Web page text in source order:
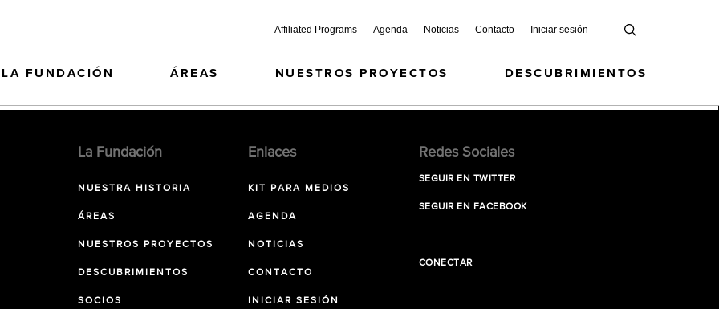
Affiliated Programs Agenda Noticias Contacto Iniciar sesión
LA FUNDACIÓN ÁREAS NUESTROS PROYECTOS DESCUBRIMIENTOS
La Fundación
NUESTRA HISTORIA
ÁREAS
NUESTROS PROYECTOS
DESCUBRIMIENTOS
SOCIOS
Enlaces
KIT PARA MEDIOS
AGENDA
NOTICIAS
CONTACTO
INICIAR SESIÓN
Redes Sociales
SEGUIR EN TWITTER
SEGUIR EN FACEBOOK
CONECTAR